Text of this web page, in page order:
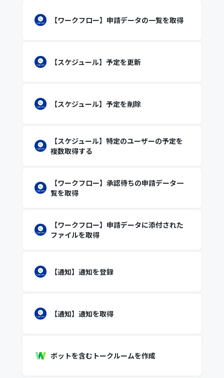
【ワークフロー】申請データの一覧を取得
【スケジュール】予定を更新
【スケジュール】予定を削除
【スケジュール】特定のユーザーの予定を
複数取得する
【ワークフロー】承認待ちの申請データ一
覧を取得
【ワークフロー】申請データに添付された
ファイルを取得
【通知】通知を登録
【通知】通知を取得
ボットを含むトークルームを作成